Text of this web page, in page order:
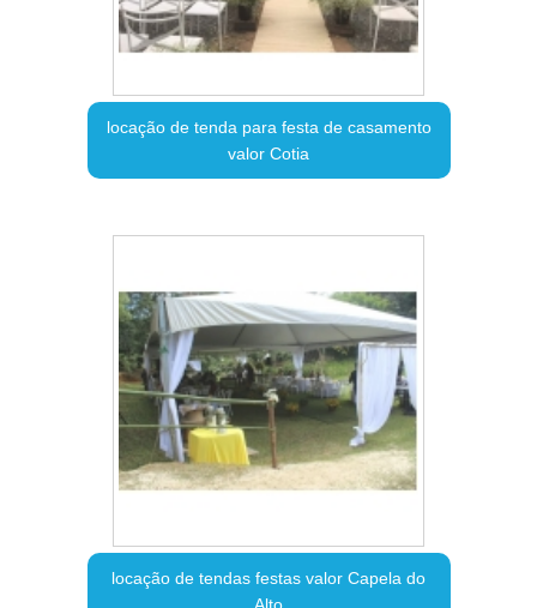
locação de tenda para festa de casamento
valor Cotia
locação de tendas festas valor Capela do